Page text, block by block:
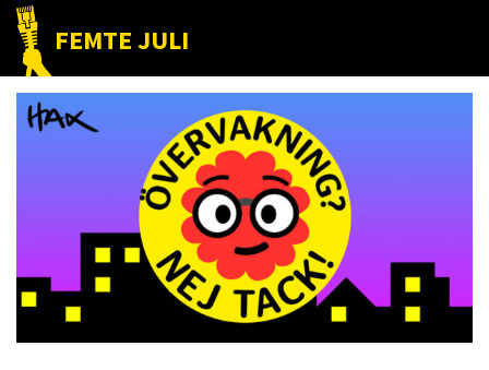
Hoppa
huvudnavigering
Hoppa
huvudinnehåll
Hoppa
det
primära
FEMTE JULI
Nätet
till
folket!